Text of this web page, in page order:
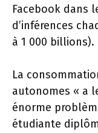
Facebook dans
d’inférences
à 1 000 billions).
La
autonomes « a
énorme
étudiante